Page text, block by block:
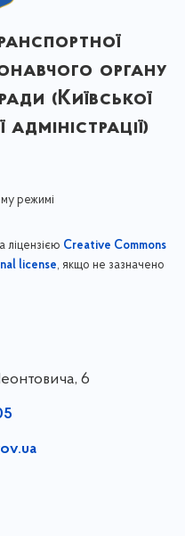
органу
(Київської
режимі
ліцензією Creative Commons
license, якщо не зазначено
6